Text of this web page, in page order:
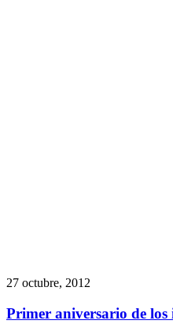
27 octubre, 2012
Primer aniversario de los